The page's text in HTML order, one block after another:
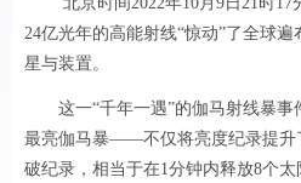
24亿光年的高能射线“惊动”了全球
星与装置。
这一“千年一遇”的伽马射线暴事
最亮伽马暴——不仅将亮度纪录提升
破纪录，相当于在1分钟内释放8个